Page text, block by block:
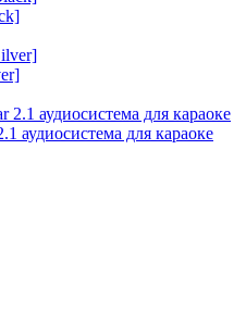
аудиосистема для караоке